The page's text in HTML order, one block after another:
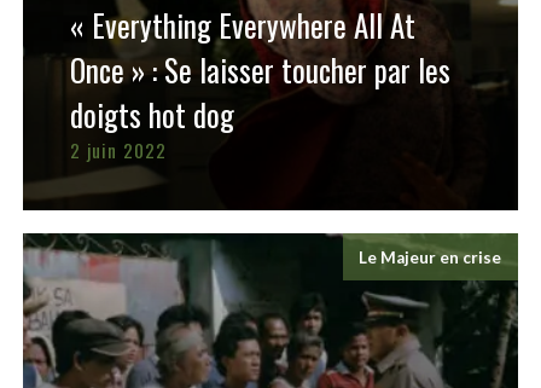
« Everything Everywhere All At
Once » : Se laisser toucher par les
doigts hot dog
2 juin 2022
Le Majeur en crise